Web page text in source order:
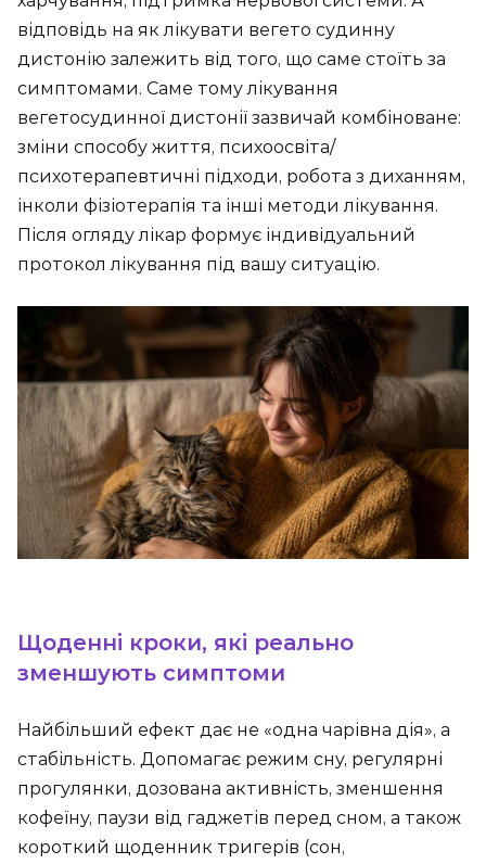
відповідь на як лікувати вегето судинну
дистонію залежить від того, що саме стоїть за
симптомами. Саме тому лікування
вегетосудинної дистонії зазвичай комбіноване:
зміни способу життя, психоосвіта/
психотерапевтичні підходи, робота з диханням,
інколи фізіотерапія та інші методи лікування.
Після огляду лікар формує індивідуальний
протокол лікування під вашу ситуацію.
Щоденні кроки, які реально
зменшують симптоми
Найбільший ефект дає не «одна чарівна дія», а
стабільність. Допомагає режим сну, регулярні
прогулянки, дозована активність, зменшення
кофеїну, паузи від гаджетів перед сном, а також
короткий щоденник тригерів (сон,